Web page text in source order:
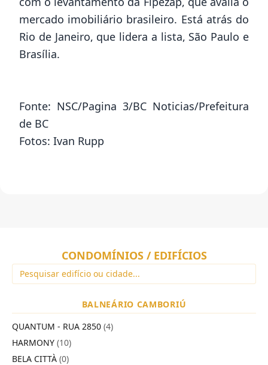
mercado imobiliário brasileiro. Está atrás do
Rio de Janeiro, que lidera a lista, São Paulo e
Brasília.
Fonte: NSC/Pagina 3/BC Noticias/Prefeitura
de BC
Fotos: Ivan Rupp
CONDOMÍNIOS / EDIFÍCIOS
BALNEÁRIO CAMBORIÚ
QUANTUM - RUA 2850 (4)
HARMONY (10)
BELA CITTÀ (0)